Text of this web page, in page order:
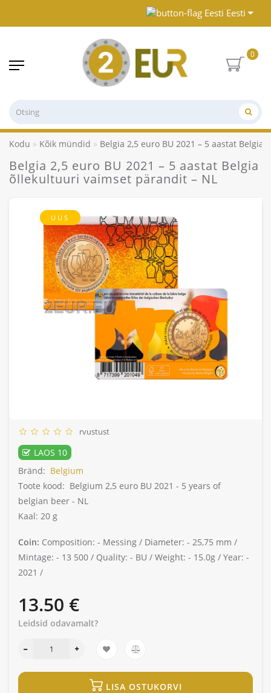
Eesti
0
Kodu Kõik mündid Belgia 2,5 euro BU 2021 – 5 aastat
Belgia 2,5 euro BU 2021 – 5 aastat Belgia
õllekultuuri vaimset pärandit – NL
UUS
rvustust
LAOS 10
Bränd: Belgium
Toote kood: Belgium 2,5 euro BU 2021 - 5 years of
belgian beer - NL
Kaal: 20 g
Coin: Composition: - Messing / Diameter: - 25,75 mm /
Mintage: - 13 500 / Quality: - BU / Weight: - 15.0g / Year: -
2021 /
13.50 €
Leidsid odavamalt?
LISA OSTUKORVI